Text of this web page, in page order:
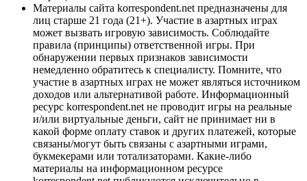
Материалы сайта korrespondent.net предназначены для
лиц старше 21 года (21+). Участие в азартных играх
может вызвать игровую зависимость. Соблюдайте
правила (принципы) ответственной игры. При
обнаружении первых признаков зависимости
немедленно обратитесь к специалисту. Помните, что
участие в азартных играх не может являться источником
доходов или альтернативой работе. Информационный
ресурс korrespondent.net не проводит игры на реальные
и/или виртуальные деньги, сайт не принимает ни в
какой форме оплату ставок и других платежей, которые
связаны/могут быть связаны с азартными играми,
букмекерами или тотализаторами. Какие-либо
материалы на информационном ресурсе